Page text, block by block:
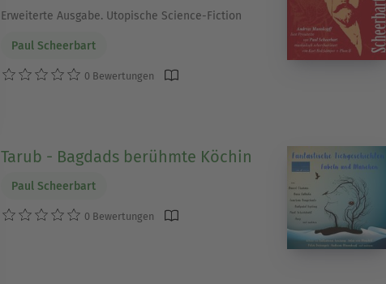
Erweiterte Ausgabe. Utopische Science-Fiction
Paul Scheerbart
0 Bewertungen
Tarub - Bagdads berühmte Köchin
Paul Scheerbart
0 Bewertungen